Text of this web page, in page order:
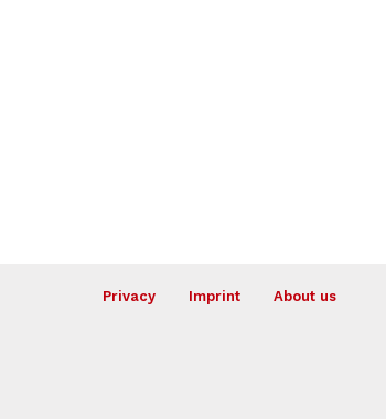
Privacy Imprint About us